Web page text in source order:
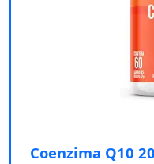
Coenzima Q10